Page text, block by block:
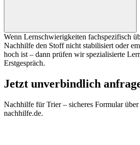
Wenn Lernschwierigkeiten fachspezifisch
Nachhilfe den Stoff nicht stabilisiert oder
hoch ist – dann prüfen wir spezialisierte
Erstgespräch.
Jetzt unverbindlich
Nachhilfe fürTrier– sicheres Formular
nachhilfe.de.